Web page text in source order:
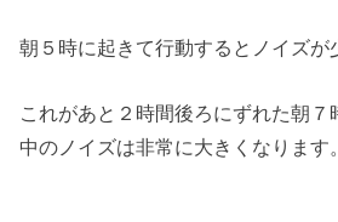
朝５時に起きて行動するとノイズが
これがあと２時間後ろにずれた朝７
中のノイズは非常に大きくなります。